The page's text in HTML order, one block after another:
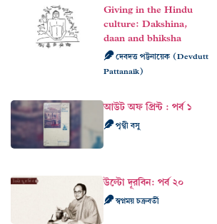
Giving in the Hindu
culture: Dakshina,
daan and bhiksha
দেবদত্ত পট্টনায়েক (Devdutt
Pattanaik)
আউট অফ প্রিন্ট : পর্ব ১
পৃথ্বী বসু
উল্টো দূরবিন: পর্ব ২০
স্বপ্নময় চক্রবর্তী